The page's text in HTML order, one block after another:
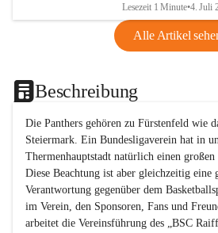
Lesezeit 1 Minute•4. Juli
Alle Artikel
Beschreibung
Die Panthers gehören zu Fürstenfeld wie
Steiermark. Ein Bundesligaverein hat in
Thermenhauptstadt natürlich einen
Diese Beachtung ist aber gleichzeitig eine
Verantwortung gegenüber dem
im Verein, den Sponsoren, Fans und
arbeitet die Vereinsführung des „BSC